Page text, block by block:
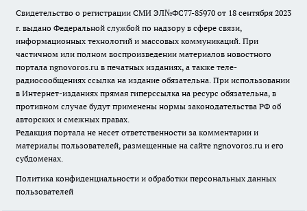
Свидетельство о регистрации СМИ ЭЛ№ФС77-85970 от 18 сентября 2023
г. выдано Федеральной службой по надзору в сфере связи,
информационных технологий и массовых коммуникаций. При
частичном или полном воспроизведении материалов новостного
портала ngnovoros.ru в печатных изданиях, а также теле-
радиосообщениях ссылка на издание обязательна. При использовании
в Интернет-изданиях прямая гиперссылка на ресурс обязательна, в
противном случае будут применены нормы законодательства РФ об
авторских и смежных правах.
Редакция портала не несет ответственности за комментарии и
материалы пользователей, размещенные на сайте ngnovoros.ru и его
субдоменах.
Политика конфиденциальности и обработки персональных данных
пользователей